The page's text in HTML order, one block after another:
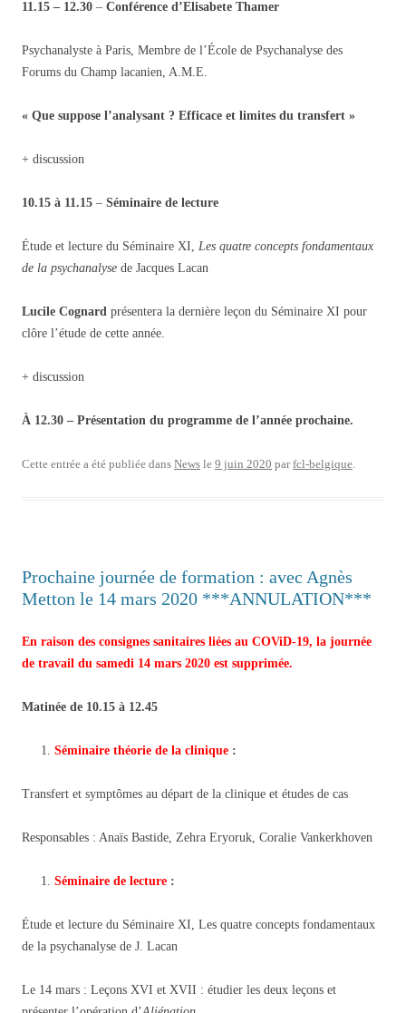
11.15 – 12.30 – Conférence d’Elisabete Thamer
Psychanalyste à Paris, Membre de l’École de Psychanalyse des
Forums du Champ lacanien, A.M.E.
« Que suppose l’analysant ? Efficace et limites du transfert »
+ discussion
10.15 à 11.15 – Séminaire de lecture
Étude et lecture du Séminaire XI, Les quatre concepts fondamentaux
de la psychanalyse de Jacques Lacan
Lucile Cognard présentera la dernière leçon du Séminaire XI pour
clôre l’étude de cette année.
+ discussion
À 12.30 – Présentation du programme de l’année prochaine.
Cette entrée a été publiée dans News le 9 juin 2020 parfcl-belgique.
Prochaine journée de formation : avec Agnès
Metton le 14 mars 2020 ***ANNULATION***
En raison des consignes sanitaires liées au COViD-19, la journée
de travail du samedi 14 mars 2020 est supprimée.
Matinée de 10.15 à 12.45
Séminaire théorie de la clinique :
Transfert et symptômes au départ de la clinique et études de cas
Responsables : Anaïs Bastide, Zehra Eryoruk, Coralie Vankerkhoven
Séminaire de lecture :
Étude et lecture du Séminaire XI, Les quatre concepts fondamentaux
de la psychanalyse de J. Lacan
Le 14 mars : Leçons XVI et XVII : étudier les deux leçons et